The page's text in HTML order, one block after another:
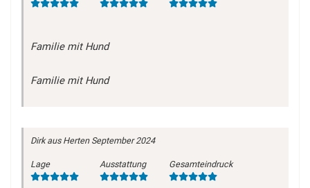
Familie mit Hund
Familie mit Hund
Dirkaus Herten September 2024
Lage Ausstattung Gesamteindruck